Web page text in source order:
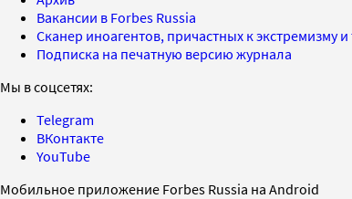
Вакансии в Forbes Russia
Сканер иноагентов, причастных к
Подписка на печатную версию журнала
Мы в соцсетях:
Telegram
ВКонтакте
YouTube
Мобильное приложение Forbes Russia на Android